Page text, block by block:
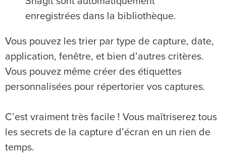
Vous pouvez les trier par type de capture, date,
application, fenêtre, et bien d’autres critères.
Vous pouvez même créer des étiquettes
personnalisées pour répertorier vos captures.
C’est vraiment très facile ! Vous maîtriserez tous
les secrets de la capture d’écran en un rien de
temps.